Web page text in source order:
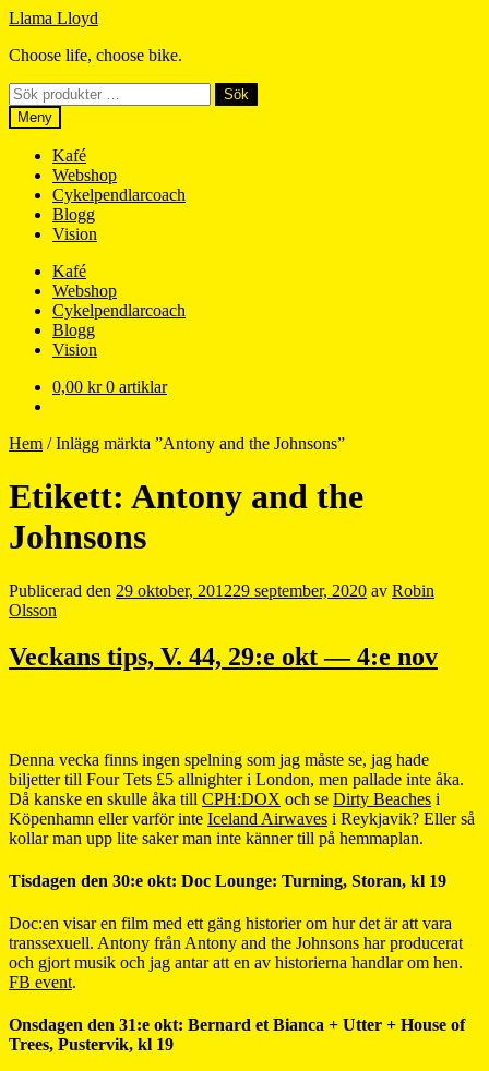
Hoppa
navigering
Hoppa
innehåll
Llama Lloyd
Choose life, choose bike.
Sök
efter:
Sök
Meny
Kafé
Webshop
Cykelpendlarcoach
Blogg
Vision
Kafé
Webshop
Cykelpendlarcoach
Blogg
Vision
0,00 kr 0 artiklar
Hem /Inlägg märkta ”Antony and the Johnsons”
Etikett: Antony and the
Johnsons
Publicerad den 29 oktober, 201229 september, 2020 av Robin
Olsson
Veckans tips, V. 44, 29:e okt — 4:e nov
Denna vecka finns ingen spelning som jag måste se, jag hade
biljetter till Four Tets £5 allnighter i London, men pallade inte åka.
Då kanske en skulle åka till CPH:DOX och se Dirty Beaches i
Köpenhamn eller varför inte Iceland Airwaves i Reykjavik? Eller så
kollar man upp lite saker man inte känner till på hemmaplan.
Tisdagen den 30:e okt: Doc Lounge: Turning, Storan, kl 19
Doc:en visar en film med ett gäng historier om hur det är att vara
transsexuell. Antony från Antony and the Johnsons har producerat
och gjort musik och jag antar att en av historierna handlar om hen.
FB event.
Onsdagen den 31:e okt: Bernard et Bianca + Utter + House of
Trees, Pustervik, kl 19